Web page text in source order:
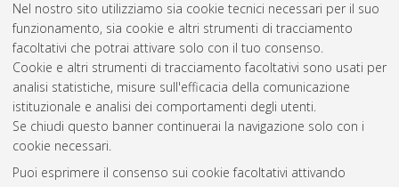
Nel nostro sito utilizziamo sia cookie tecnici necessari per il suo
funzionamento, sia cookie e altri strumenti di tracciamento
facoltativi che potrai attivare solo con il tuo consenso.
Cookie e altri strumenti di tracciamento facoltativi sono usati per
analisi statistiche, misure sull'efficacia della comunicazione
istituzionale e analisi dei comportamenti degli utenti.
Se chiudi questo banner continuerai la navigazione solo con i
cookie necessari.
Puoi esprimere il consenso sui cookie facoltativi attivando
Gestione del documento:
Atom
Rss 1.0